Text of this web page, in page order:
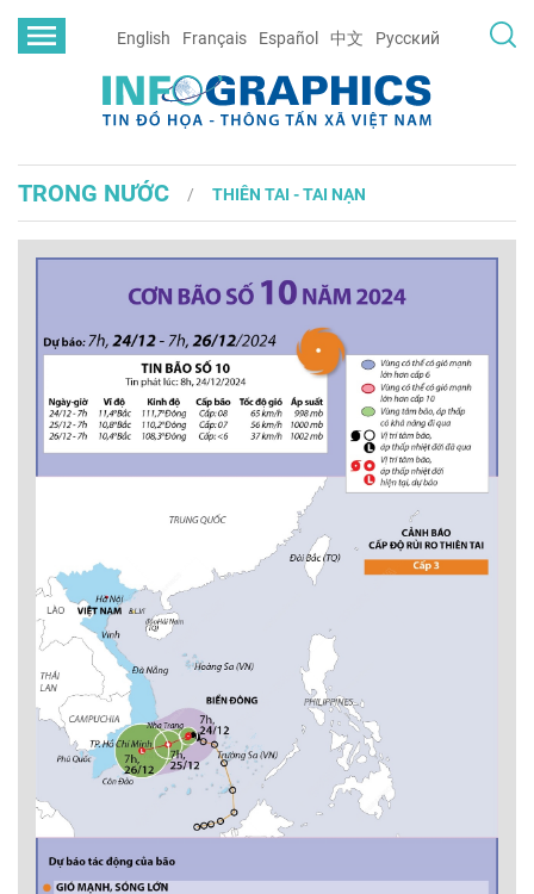
English Français Español 中文 Русский
TRONG NƯỚC THIÊN TAI - TAI NẠN